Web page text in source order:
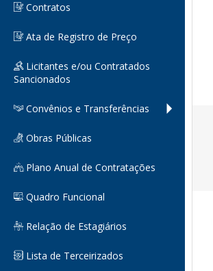
Contratos
Ata de Registro de Preço
Licitantes e/ou Contratados
Sancionados
Convênios e Transferências
Obras Públicas
Plano Anual de Contratações
Quadro Funcional
Relação de Estagiários
Lista de Terceirizados